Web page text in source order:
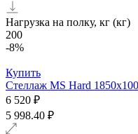
Нагрузка на полку, кг (кг)
200
-8%
Купить
Стеллаж MS Hard
6 520 ₽
5 998.40 ₽